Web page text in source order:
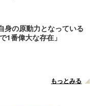
身の原動力となっている
1番偉大な存在」
もっとみる